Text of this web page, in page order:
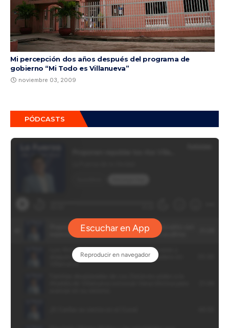
Mi percepción dos años después del programa de
gobierno “Mi Todo es Villanueva”
noviembre 03, 2009
PÓDCASTS